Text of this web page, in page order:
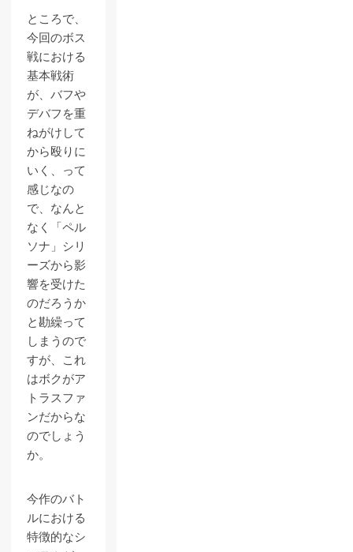
ところで、
今回のボス
戦における
基本戦術
が、バフや
デバフを重
ねがけして
から殴りに
いく、って
感じなの
で、なんと
なく「ペル
ソナ」シリ
ーズから影
響を受けた
のだろうか
と勘繰って
しまうので
すが、これ
はボクがア
トラスファ
ンだからな
のでしょう
か。
今作のバト
ルにおける
特徴的なシ